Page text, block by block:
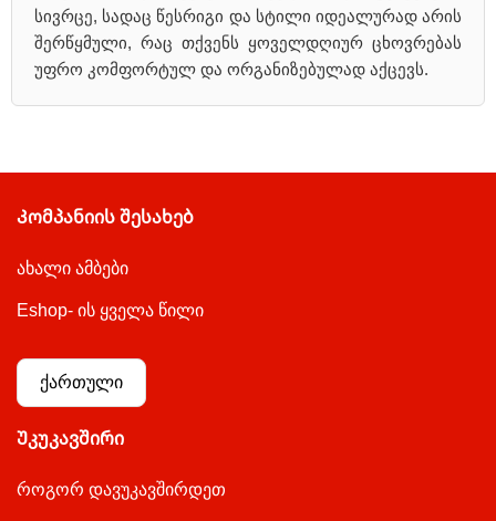
სივრცე, სადაც წესრიგი და სტილი იდეალურად არის
შერწყმული, რაც თქვენს ყოველდღიურ ცხოვრებას
უფრო კომფორტულ და ორგანიზებულად აქცევს.
Კომპანიის შესახებ
ახალი ამბები
Eshop- ის ყველა წილი
ქართული
Უკუკავშირი
როგორ დავუკავშირდეთ